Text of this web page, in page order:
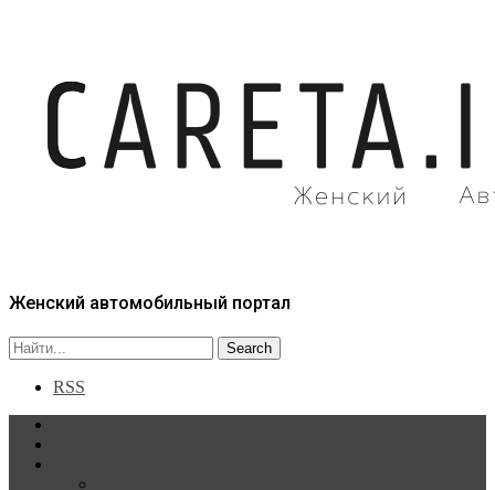
Женский автомобильный портал
RSS